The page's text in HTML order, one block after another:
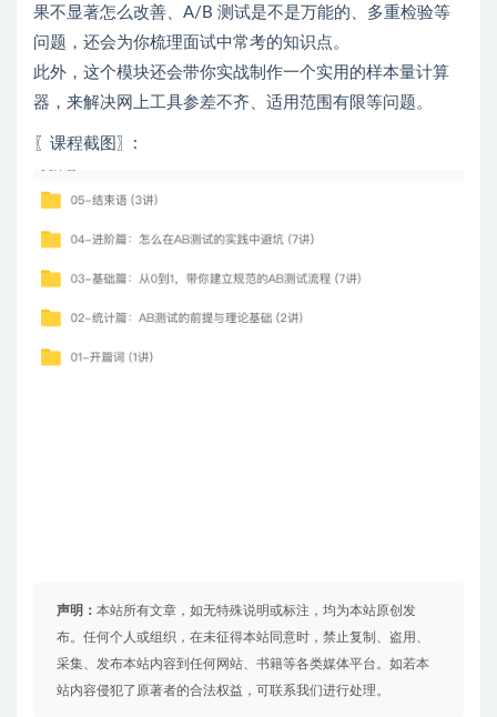
果不显著怎么改善、A/B 测试是不是万能的、多重检验等
问题，还会为你梳理面试中常考的知识点。
此外，这个模块还会带你实战制作一个实用的样本量计算
器，来解决网上工具参差不齐、适用范围有限等问题。
〖课程截图〗 :
声明： 本站所有文章，如无特殊说明或标注，均为本站原创发
布。任何个人或组织，在未征得本站同意时，禁止复制、盗用、
采集、发布本站内容到任何网站、书籍等各类媒体平台。如若本
站内容侵犯了原著者的合法权益，可联系我们进行处理。